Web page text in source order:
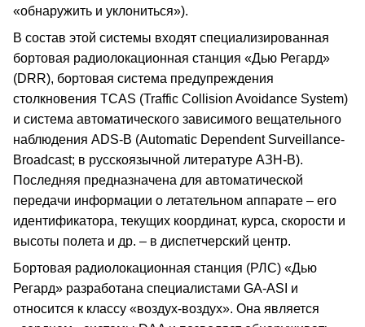
«обнаружить и уклониться»).
В состав этой системы входят специализированная
бортовая радиолокационная станция «Дью Регард»
(DRR), бортовая система предупреждения
столкновения TCAS (Traffic Collision Avoidance System)
и система автоматического зависимого вещательного
наблюдения ADS-B (Automatic Dependent Surveillance-
Broadcast; в русскоязычной литературе АЗН-В).
Последняя предназначена для автоматической
передачи информации о летательном аппарате – его
идентификатора, текущих координат, курса, скорости и
высоты полета и др. – в диспетчерский центр.
Бортовая радиолокационная станция (РЛС) «Дью
Регард» разработана специалистами GA-ASI и
относится к классу «воздух-воздух». Она является